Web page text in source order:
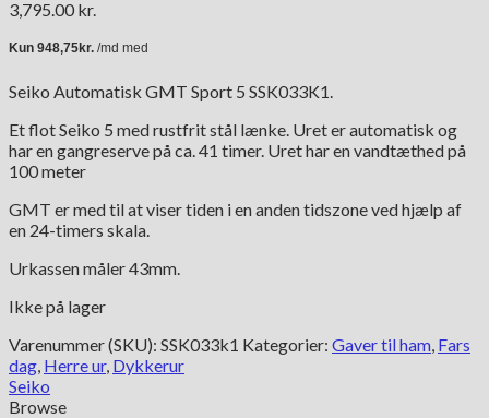
3,795.00 kr.
Seiko Automatisk GMT Sport 5 SSK033K1.
Et flot Seiko 5 med rustfrit stål lænke. Uret er automatisk og
har en gangreserve på ca. 41 timer. Uret har en vandtæthed på
100 meter
GMT er med til at viser tiden i en anden tidszone ved hjælp af
en 24-timers skala.
Urkassen måler 43mm.
Ikke på lager
Varenummer (SKU): SSK033k1 Kategorier: Gaver til ham, Fars
dag, Herre ur, Dykkerur
Seiko
Browse